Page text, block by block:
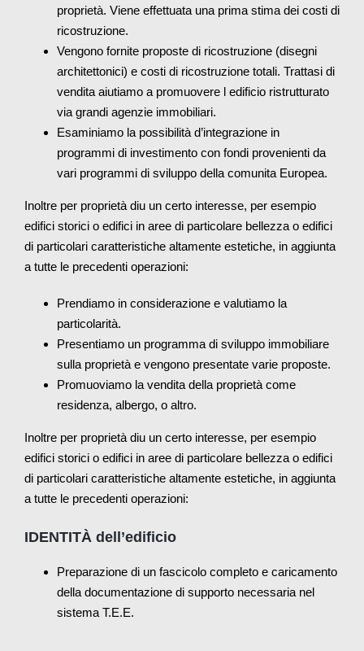
proprietà. Viene effettuata una prima stima dei costi di
ricostruzione.
Vengono fornite proposte di ricostruzione (disegni
architettonici) e costi di ricostruzione totali. Trattasi di
vendita aiutiamo a promuovere l edificio ristrutturato
via grandi agenzie immobiliari.
Esaminiamo la possibilità d’integrazione in
programmi di investimento con fondi provenienti da
vari programmi di sviluppo della comunita Europea.
Inoltre per proprietà diu un certo interesse, per esempio
edifici storici o edifici in aree di particolare bellezza o edifici
di particolari caratteristiche altamente estetiche, in aggiunta
a tutte le precedenti operazioni:
Prendiamo in considerazione e valutiamo la
particolarità.
Presentiamo un programma di sviluppo immobiliare
sulla proprietà e vengono presentate varie proposte.
Promuoviamo la vendita della proprietà come
residenza, albergo, o altro.
Inoltre per proprietà diu un certo interesse, per esempio
edifici storici o edifici in aree di particolare bellezza o edifici
di particolari caratteristiche altamente estetiche, in aggiunta
a tutte le precedenti operazioni:
IDENTITÀ dell’edificio
Preparazione di un fascicolo completo e caricamento
della documentazione di supporto necessaria nel
sistema T.E.E.